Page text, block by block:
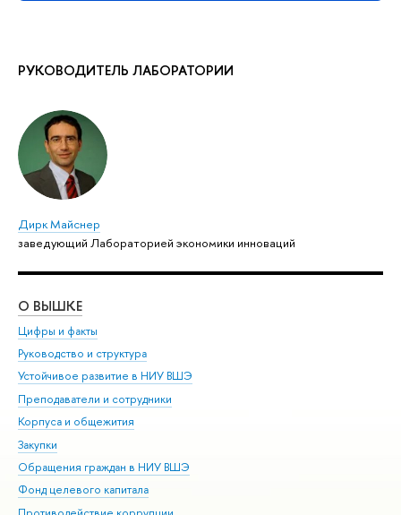
РУКОВОДИТЕЛЬ ЛАБОРАТОРИИ
Дирк Майснер
заведующий Лабораторией экономики инноваций
О ВЫШКЕ
Цифры и факты
Руководство и структура
Устойчивое развитие в НИУ ВШЭ
Преподаватели и сотрудники
Корпуса и общежития
Закупки
Обращения граждан в НИУ ВШЭ
Фонд целевого капитала